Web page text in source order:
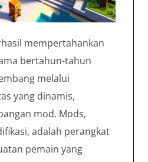
mempertahankan
bertahun-tahun
melalui
yang dinamis,
mod. Mods,
adalah perangkat
pemain yang